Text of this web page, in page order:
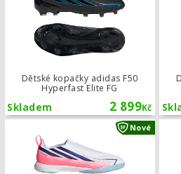
Dětské kopačky adidas F50
Hyperfast Elite FG
2 899Kč
Skladem
Nové